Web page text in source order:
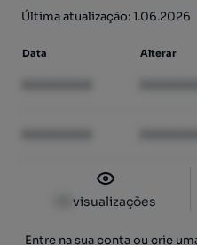
Última atualização: 1.06.2026
Data Alterar
visualizações
Entre na sua conta ou crie